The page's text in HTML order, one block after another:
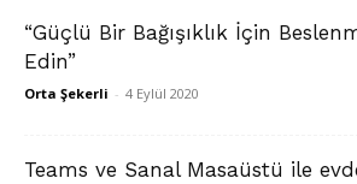
“Güçlü Bir Bağışıklık İçin
Edin”
Orta Şekerli - 4 Eylül 2020
Teams ve Sanal Masaüstü ile